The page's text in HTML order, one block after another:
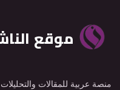
موقع
منصة عربية للمقالات